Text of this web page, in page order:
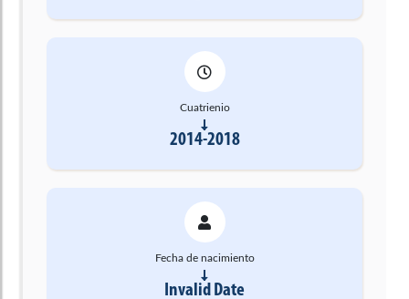
Cuatrienio
2014-2018
Fecha de nacimiento
Invalid Date